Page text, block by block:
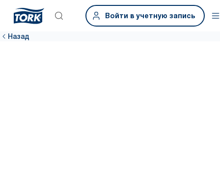
Войти в учетную запись
Назад